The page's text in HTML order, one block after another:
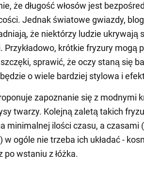
że długość włosów jest
Jednak światowe gwiazdy,
że niektórzy ludzie ukrywają
Przykładowo, krótkie fryzury mogą
sprawić, że oczy staną się
o wiele bardziej stylowa i
zapoznanie się z modnymi
twarzy. Kolejną zaletą takich
minimalnej ilości czasu, a czasami
w ogóle nie trzeba ich układać -
po wstaniu z łóżka.